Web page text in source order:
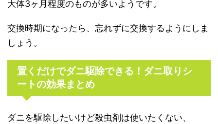
大体3ヶ月程度のものが多いようです。
交換時期になったら、忘れずに交換するようにしま
しょう。
置くだけでダニ駆除できる！ダニ取りシ
ートの効果まとめ
ダニを駆除したいけど殺虫剤は使いたくない、